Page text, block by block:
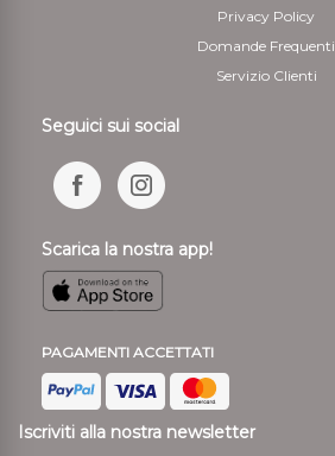
Privacy Policy
Domande Frequenti
Servizio Clienti
Seguici sui social
Scarica la nostra app!
PAGAMENTI ACCETTATI
Iscriviti alla nostra newsletter